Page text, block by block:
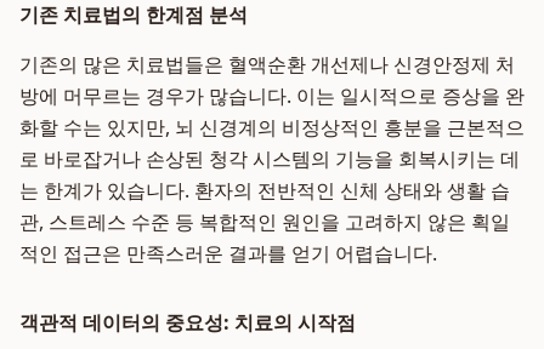
기존 치료법의 한계점 분석
기존의 많은 치료법들은 혈액순환 개선제나 신경안정제 처
방에 머무르는 경우가 많습니다. 이는 일시적으로 증상을 완
화할 수는 있지만, 뇌 신경계의 비정상적인 흥분을 근본적으
로 바로잡거나 손상된 청각 시스템의 기능을 회복시키는 데
는 한계가 있습니다. 환자의 전반적인 신체 상태와 생활 습
관, 스트레스 수준 등 복합적인 원인을 고려하지 않은 획일
적인 접근은 만족스러운 결과를 얻기 어렵습니다.
객관적 데이터의 중요성: 치료의 시작점